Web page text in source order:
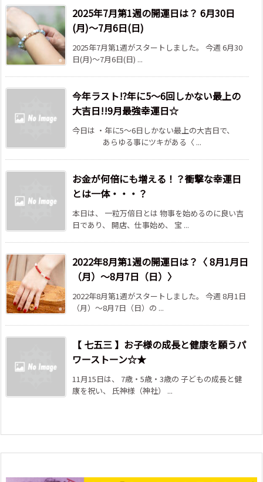
2025年7月第1週の開運日は？ 6月30日
(月)～7月6日(日)
2025年7月第1週がスタートしました。 今週 6月30
日(月)～7月6日(日) ...
今年ラスト!?年に5～6回しかない最上の
大吉日!!9月最強幸運日☆
今日は ・年に5～6日しかない最上の大吉日で、
あらゆる事にツキがある〈 ...
お金が何倍にも増える！？衝撃な幸運日
とは一体・・・？
本日は、 一粒万倍日とは 物事を始めるのに良い吉
日であり、 開店、仕事始め、 宝 ...
2022年8月第1週の開運日は？〈 8月1月日
（月）～8月7日（日）〉
2022年8月第1週がスタートしました。 今週 8月1日
（月）～8月7日（日）の ...
【 七五三 】お子様の成長と健康を願うパ
ワーストーン☆★
11月15日は、 7歳・5歳・3歳の 子どもの成長と健
康を祝い、 氏神様（神社） ...